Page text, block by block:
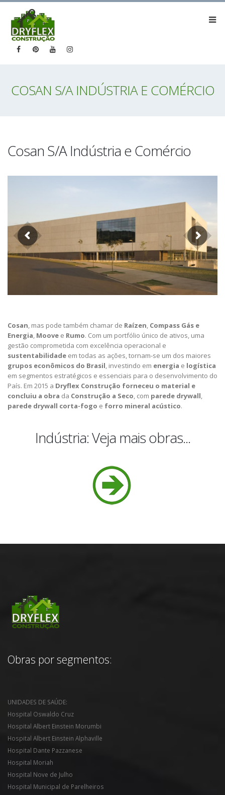
COSAN S/A INDÚSTRIA E COMÉRCIO
Cosan S/A Indústria e Comércio
Cosan, mas pode também chamar de Raízen, Compass Gás e
Energia, Moove e Rumo. Com um portfólio único de ativos, uma
gestão comprometida com excelência operacional e
sustentabilidade em todas as ações, tornam-se um dos maiores
grupos econômicos do Brasil, investindo em energia e logística
em segmentos estratégicos e essenciais para o desenvolvimento do
País. Em 2015 a Dryflex Construção forneceu o material e
concluiu a obra da Construção a Seco, com parede drywall,
parede drywall corta-fogo e forro mineral acústico.
Indústria: Veja mais obras...
Obras por segmentos:
UNIDADES DE SAÚDE:
Hospital Oswaldo Cruz
Hospital Albert Einstein Morumbi
Hospital Albert Einstein Alphaville
Hospital Dante Pazzanese
Hospital Moriah
Hospital Nove de Julho
Hospital Municipal de Parelheiros